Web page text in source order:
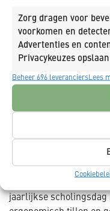
Zorg dragen voor
voorkomen en
Advertenties en
Privacykeuzes
Beheer 696 leveranciersLees
zo fijn voor de
Gezond naar
hulpmiddelen en
jaar veel beter
meer gemonteerd in
de bouwplaats. Zo
gezonder naar hun
aanbieden van sporten
aan
jaarlijkse scholingsdag